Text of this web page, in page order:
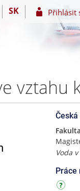
SK Přihlásit
Voda
Práce